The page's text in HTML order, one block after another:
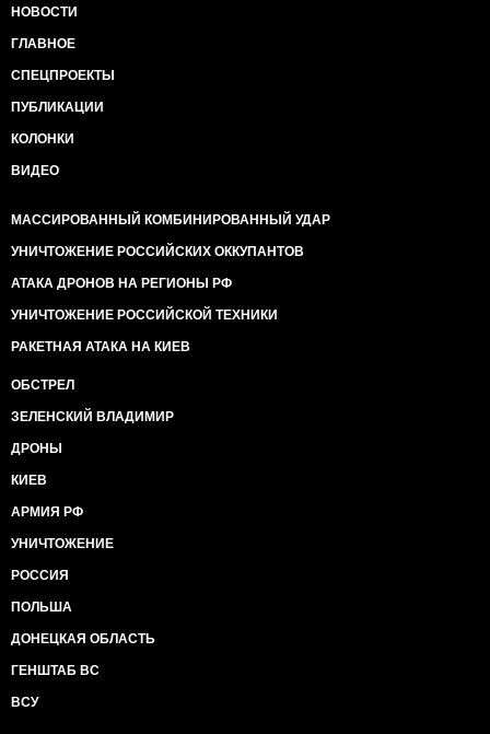
НОВОСТИ
ГЛАВНОЕ
СПЕЦПРОЕКТЫ
ПУБЛИКАЦИИ
КОЛОНКИ
ВИДЕО
МАССИРОВАННЫЙ КОМБИНИРОВАННЫЙ УДАР
УНИЧТОЖЕНИЕ РОССИЙСКИХ ОККУПАНТОВ
АТАКА ДРОНОВ НА РЕГИОНЫ РФ
УНИЧТОЖЕНИЕ РОССИЙСКОЙ ТЕХНИКИ
РАКЕТНАЯ АТАКА НА КИЕВ
ОБСТРЕЛ
ЗЕЛЕНСКИЙ ВЛАДИМИР
ДРОНЫ
КИЕВ
АРМИЯ РФ
УНИЧТОЖЕНИЕ
РОССИЯ
ПОЛЬША
ДОНЕЦКАЯ ОБЛАСТЬ
ГЕНШТАБ ВС
ВСУ